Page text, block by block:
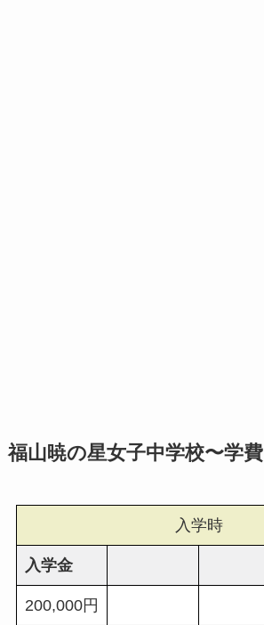
福山暁の星女子中学校〜学費
入学時
入学金
200,000円